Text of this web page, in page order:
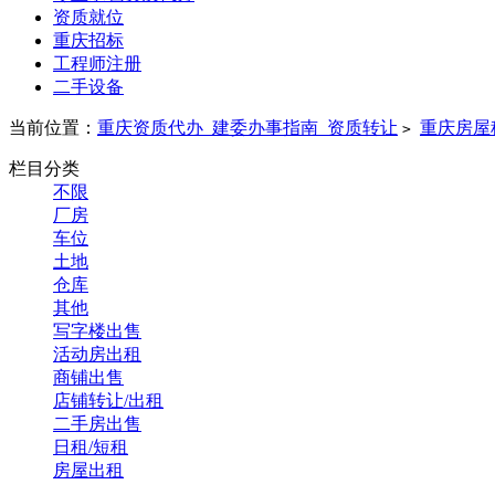
资质就位
重庆招标
工程师注册
二手设备
当前位置： 重庆资质代办_建委办事指南_资质转让 > 重庆房屋
栏目分类
不限
厂房
车位
土地
仓库
其他
写字楼出售
活动房出租
商铺出售
店铺转让/出租
二手房出售
日租/短租
房屋出租